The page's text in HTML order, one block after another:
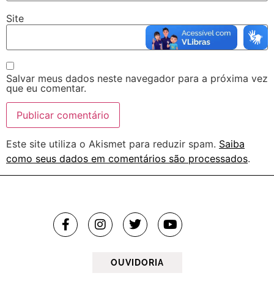
Site
Salvar meus dados neste navegador para a próxima vez
que eu comentar.
Este site utiliza o Akismet para reduzir spam. Saiba
como seus dados em comentários são processados.
OUVIDORIA